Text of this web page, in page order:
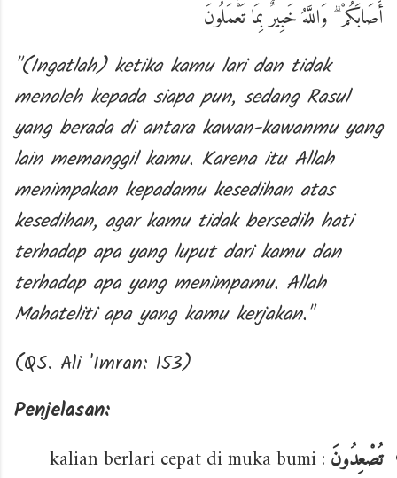
أَصَابَكُمْ ۗ وَاللَّهُ خَبِيرٌ بِمَا تَعْمَلُونَ
"(Ingatlah) ketika kamu lari dan tidak
menoleh kepada siapa pun, sedang Rasul
yang berada di antara kawan-kawanmu yang
lain memanggil kamu. Karena itu Allah
menimpakan kepadamu kesedihan atas
kesedihan, agar kamu tidak bersedih hati
terhadap apa yang luput dari kamu dan
terhadap apa yang menimpamu. Allah
Mahateliti apa yang kamu kerjakan."
(QS. Ali 'Imran: 153)
Penjelasan:
تُصْعِدُونَ : kalian berlari cepat di muka bumi